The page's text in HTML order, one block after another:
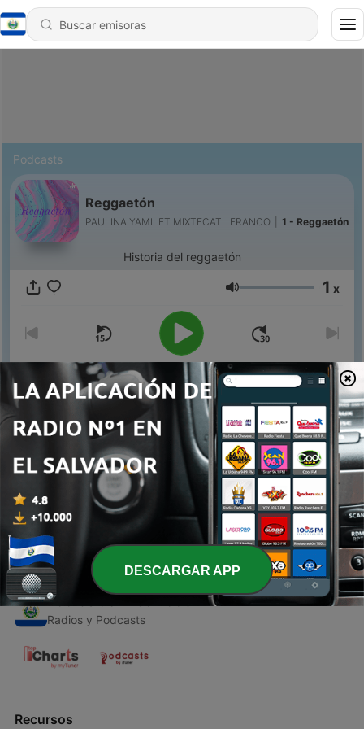
Podcasts
Reggaetón
PAULINA YAMILET MIXTECATL FRANCO 1 - Reggaetón
Historia del reggaetón
Volumen 1 x
00:00
Episodios
1 - Reggaetón
16 abr. 2021
Radios de El Salvador
Radios y Podcasts
Recursos
DESCARGAR APP